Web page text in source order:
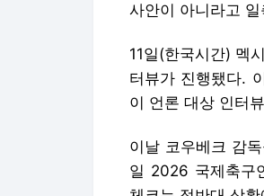
사안이 아니라고 일
11일(한국시간) 멕
터뷰가 진행됐다.
이 언론 대상 인터
이날 코우베크 감
일 2026 국제축구